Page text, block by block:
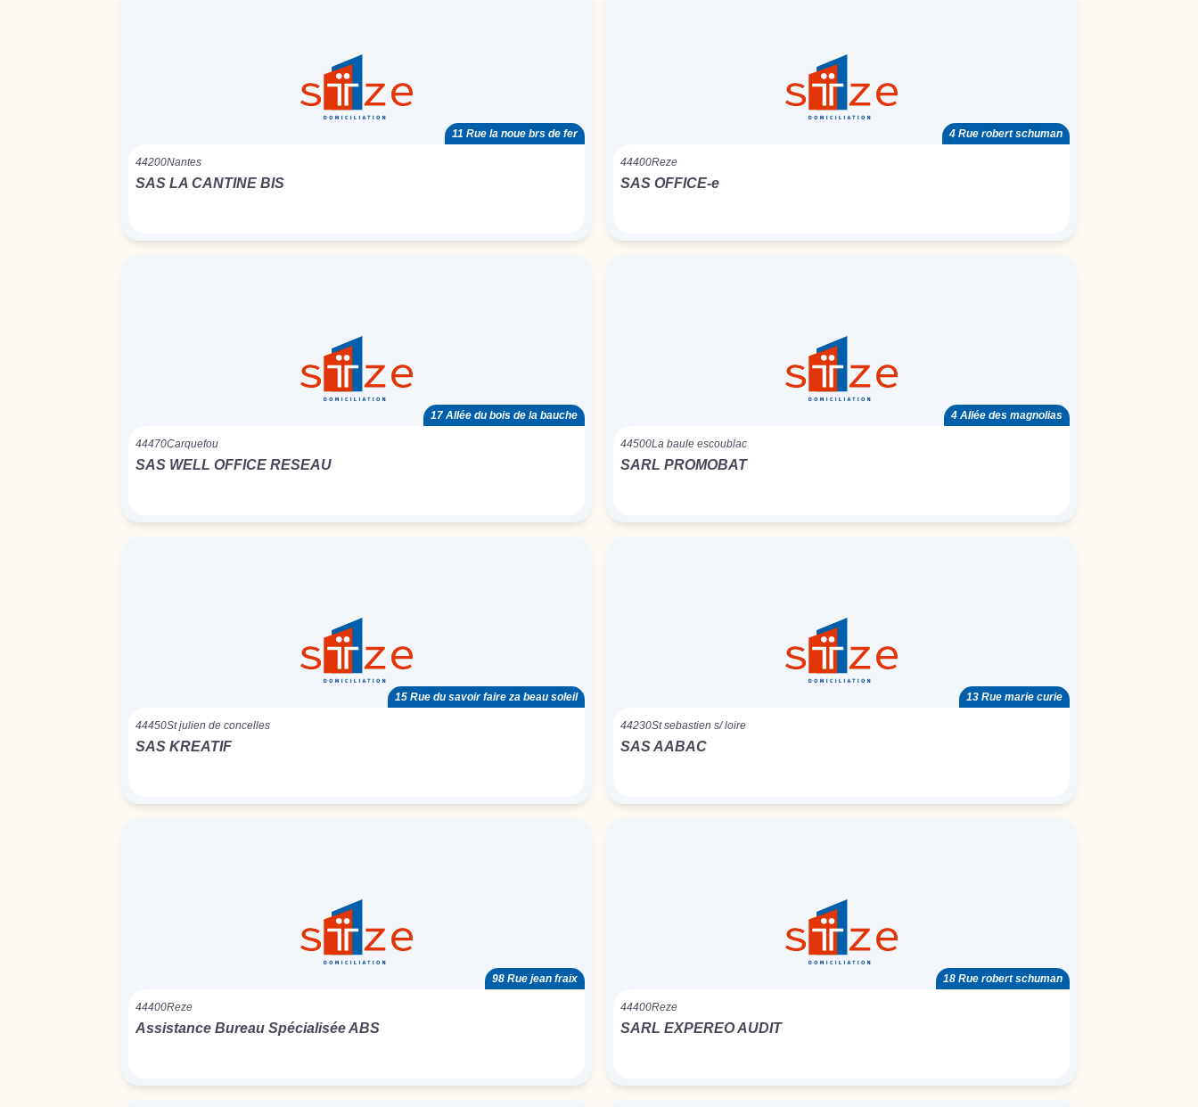
11 Rue la noue brs de fer
44200Nantes
SAS LA CANTINE BIS
4 Rue robert schuman
44400Reze
SAS OFFICE-e
17 Allée du bois de la bauche
44470Carquefou
SAS WELL OFFICE RESEAU
4 Allée des magnolias
44500La baule escoublac
SARL PROMOBAT
15 Rue du savoir faire za beau soleil
44450St julien de concelles
SAS KREATIF
13 Rue marie curie
44230St sebastien s/ loire
SAS AABAC
98 Rue jean fraix
44400Reze
Assistance Bureau Spécialisée ABS
18 Rue robert schuman
44400Reze
SARL EXPEREO AUDIT